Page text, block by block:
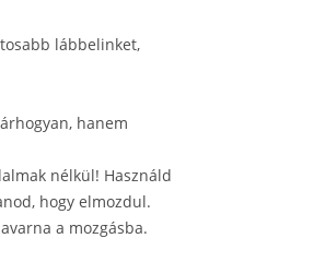
lábbelinket,
hanem
nélkül! Használd
hogy elmozdul.
a mozgásba.